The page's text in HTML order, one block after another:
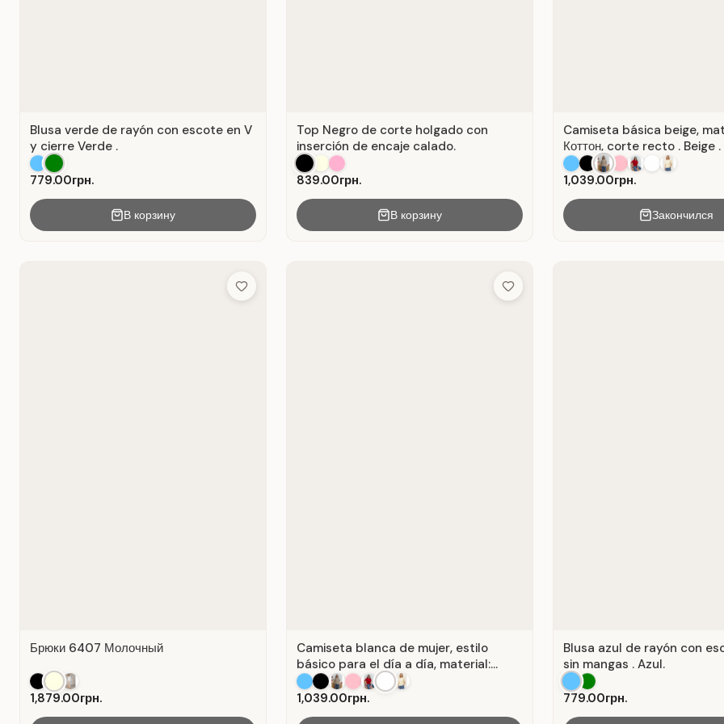
Blusa verde de rayón con escote en V
y cierre Verde .
779.00грн.
В корзину
Top Negro de corte holgado con
inserción de encaje calado.
839.00грн.
В корзину
Camiseta básica beige,
Коттон, corte recto . Beige .
1,039.00грн.
Закончился
Add to Wish List
Брюки 6407 Молочный
1,879.00грн.
Add to Wish List
Camiseta blanca de mujer, estilo
básico para el día a día, material:
Algodón Blanco.
1,039.00грн.
Blusa azul de rayón con
sin mangas . Azul.
779.00грн.